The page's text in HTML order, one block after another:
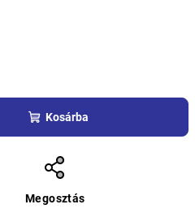
Kosárba
Megosztás